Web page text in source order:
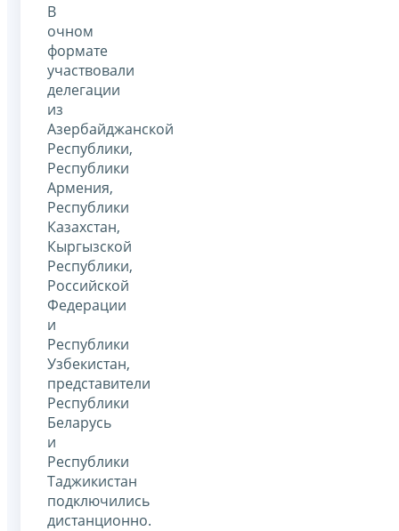
В
очном
формате
участвовали
делегации
из
Азербайджанской
Республики,
Республики
Армения,
Республики
Казахстан,
Кыргызской
Республики,
Российской
Федерации
и
Республики
Узбекистан,
представители
Республики
Беларусь
и
Республики
Таджикистан
подключились
дистанционно.